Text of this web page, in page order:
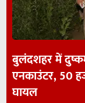
बुलंदशहर में
एनकाउंटर, 50
घायल